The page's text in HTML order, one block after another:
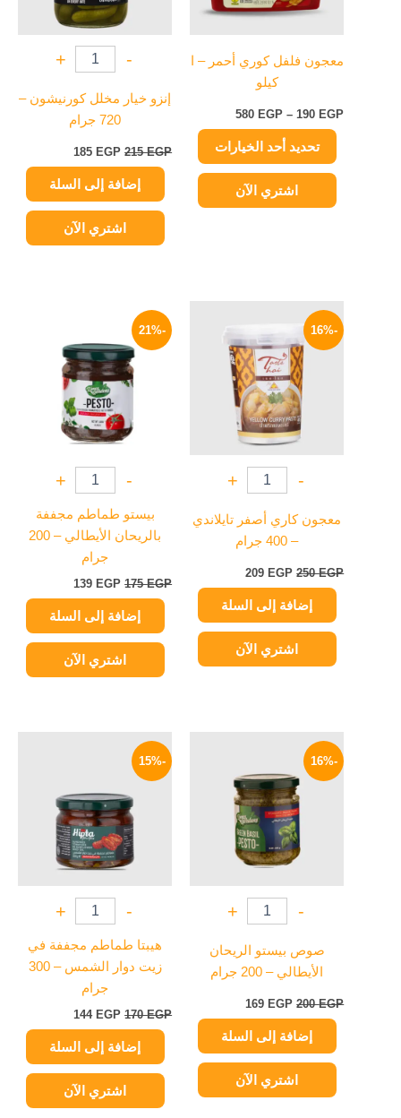
معجون فلفل كوري أحمر – ا
كيلو
190 EGP
–
580 EGP
تحديد أحد الخيارات
المنتج.
اختيار
صفحة
المنتج
اشتري الآن
-
+
إنزو خيار مخلل كورنيشون –
720 جرام
215EGP
185 EGP
إضافة إلى السلة
اشتري الآن
-16%
-
+
معجون كاري أصفر تايلاندي
– 400 جرام
250EGP
هو:
250 EGP.
209 EGP
هو:
209 EGP.
إضافة إلى السلة
اشتري الآن
-21%
-
+
بيستو طماطم مجففة
بالريحان الأيطالي – 200
جرام
175EGP
175 EGP.
139 EGP
139 EGP.
إضافة إلى السلة
اشتري الآن
-16%
-
+
صوص بيستو الريحان
الأيطالي – 200 جرام
200EGP
200 EGP.
169 EGP
169 EGP.
إضافة إلى السلة
اشتري الآن
-15%
-
+
هيبتا طماطم مجففة في
زيت دوار الشمس – 300
جرام
170EGP
144 EGP
إضافة إلى السلة
اشتري الآن